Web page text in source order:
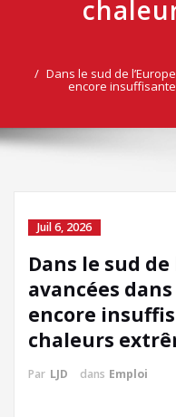
Dans le sud de
encore
Juil 6, 2026
Dans le sud de
avancées
encore
chaleurs
Par LJD dans Emploi